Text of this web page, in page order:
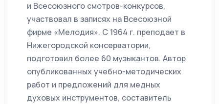
и Всесоюзного смотров-конкурсов,
участвовал в записях на Всесоюзной
фирме «Мелодия». С 1964 г. преподает в
Нижегородской консерватории,
подготовил более 60 музыкантов. Автор
опубликованных учебно-методических
работ и предложений для медных
духовых инструментов, составитель